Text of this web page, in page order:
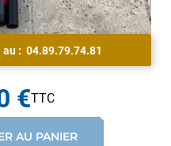
: 04.89.79.74.81
€
AU PANIER